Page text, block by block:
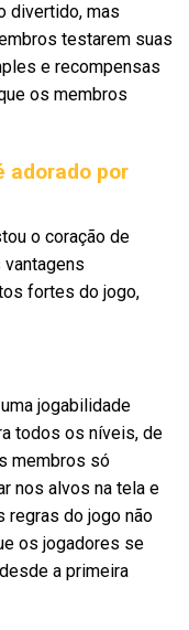
divertido, mas
testarem suas
e recompensas
os membros
adorado por
o coração de
fortes do jogo,
jogabilidade
todos os níveis, de
membros só
nos alvos na tela e
regras do jogo não
os jogadores se
a primeira